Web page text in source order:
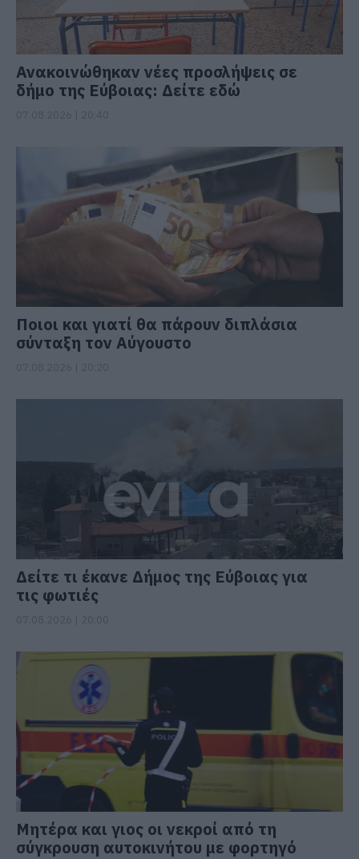
Ανακοινώθηκαν νέες προσλήψεις σε
δήμο της Εύβοιας: Δείτε εδώ
Ποιοι και γιατί θα πάρουν διπλάσια
σύνταξη τον Αύγουστο
Δείτε τι έκανε Δήμος της Εύβοιας για
τις φωτιές
Μητέρα και γιος οι νεκροί από τη
σύγκρουση αυτοκινήτου με φορτηγό